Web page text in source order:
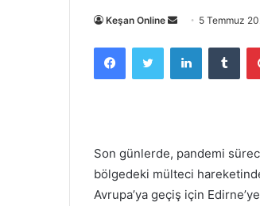
Keşan Online
Bir
posta
göndermek
5 Temmuz
FacebookTwitter LinkedIn
Son günlerde, pandemi
bölgedeki mülteci
Avrupa’ya geçiş için